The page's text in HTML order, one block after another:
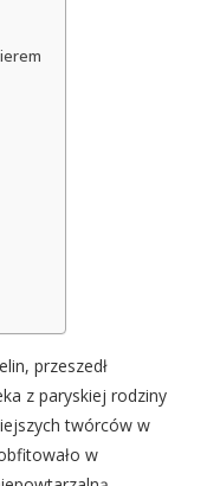
przeszedł
z paryskiej rodziny
twórców w
w